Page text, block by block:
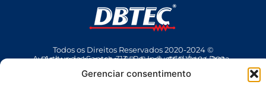
Gerenciar consentimento
Todos os Direitos Reservados 2020-2024 ©
Av Arthur dos Santos, 313 • Pq. Industrial Água Preta • Pindamonhangaba • SP • Brasil • CEP 12404-289
(12) 3642 9006
• dbtec@dbtec.com.br